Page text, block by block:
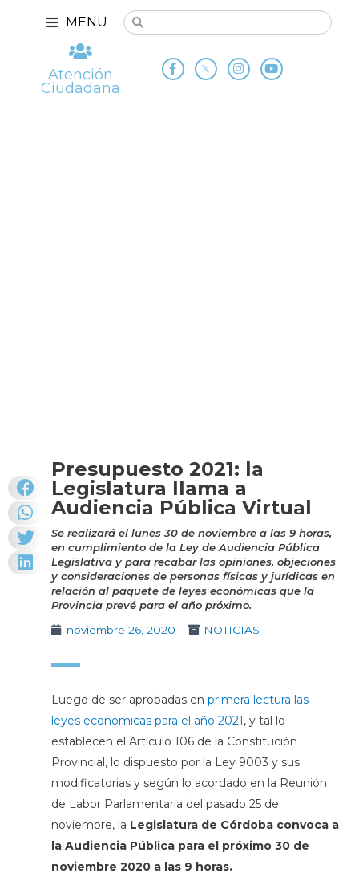
MENU
Atención
Ciudadana
Presupuesto 2021: la
Legislatura llama a
Audiencia Pública Virtual
Se realizará el lunes 30 de noviembre a las 9 horas,
en cumplimiento de la Ley de Audiencia Pública
Legislativa y para recabar las opiniones, objeciones
y consideraciones de personas físicas y jurídicas en
relación al paquete de leyes económicas que la
Provincia prevé para el año próximo.
noviembre 26, 2020
NOTICIAS
Luego de ser aprobadas en primera lectura las
leyes económicas para el año 2021, y tal lo
establecen el Artículo 106 de la Constitución
Provincial, lo dispuesto por la Ley 9003 y sus
modificatorias y según lo acordado en la Reunión
de Labor Parlamentaria del pasado 25 de
noviembre, la Legislatura de Córdoba convoca a
la Audiencia Pública para el próximo 30 de
noviembre 2020 a las 9 horas.